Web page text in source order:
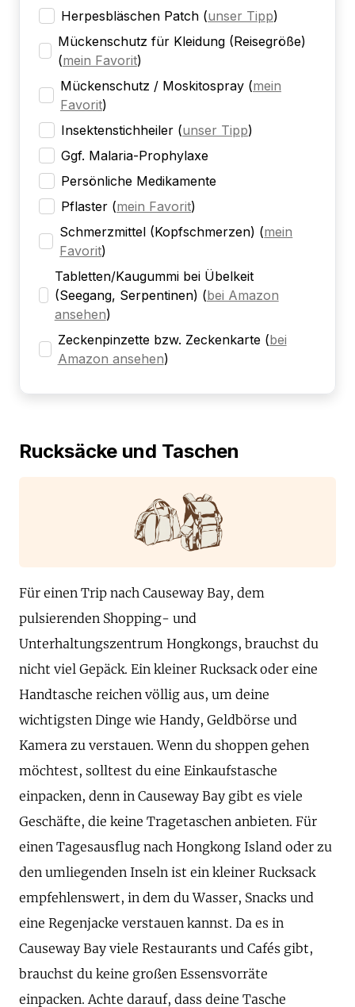
Herpesbläschen Patch (unser Tipp)
Mückenschutz für Kleidung (Reisegröße)
(mein Favorit)
Mückenschutz / Moskitospray (mein
Favorit)
Insektenstichheiler (unser Tipp)
Ggf. Malaria-Prophylaxe
Persönliche Medikamente
Pflaster (mein Favorit)
Schmerzmittel (Kopfschmerzen) (mein
Favorit)
Tabletten/Kaugummi bei Übelkeit
(Seegang, Serpentinen) (bei Amazon
ansehen)
Zeckenpinzette bzw. Zeckenkarte (bei
Amazon ansehen)
Rucksäcke und Taschen
Für einen Trip nach Causeway Bay, dem
pulsierenden Shopping- und
Unterhaltungszentrum Hongkongs, brauchst du
nicht viel Gepäck. Ein kleiner Rucksack oder eine
Handtasche reichen völlig aus, um deine
wichtigsten Dinge wie Handy, Geldbörse und
Kamera zu verstauen. Wenn du shoppen gehen
möchtest, solltest du eine Einkaufstasche
einpacken, denn in Causeway Bay gibt es viele
Geschäfte, die keine Tragetaschen anbieten. Für
einen Tagesausflug nach Hongkong Island oder zu
den umliegenden Inseln ist ein kleiner Rucksack
empfehlenswert, in dem du Wasser, Snacks und
eine Regenjacke verstauen kannst. Da es in
Causeway Bay viele Restaurants und Cafés gibt,
brauchst du keine großen Essensvorräte
einpacken. Achte darauf, dass deine Tasche